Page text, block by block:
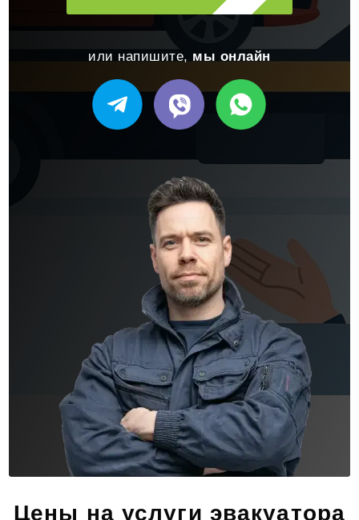
или напишите, мы онлайн
Цены на услуги эвакуатора